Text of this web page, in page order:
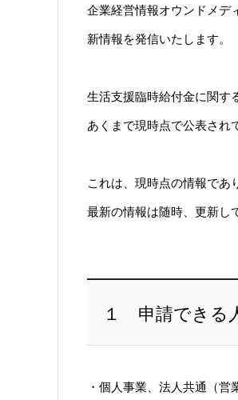
企業経営情報オウンドメデ
新情報を発信いたします。
生活支援臨時給付金に関す
あくまで現時点で公表され
これは、現時点の情報であ
最新の情報は随時、更新し
１ 申請できる
・個人事業、法人共通（営